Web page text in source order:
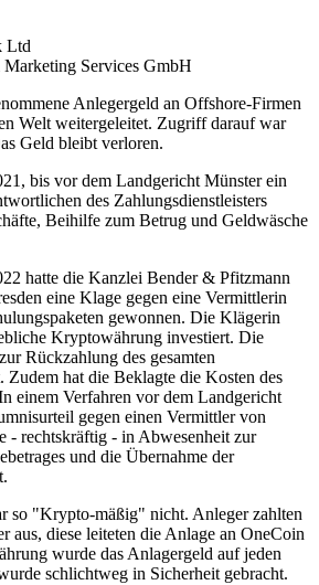
Ltd
Services GmbH
Anlegergeld an Offshore-Firmen
Welt weitergeleitet. Zugriff darauf war
Geld bleibt verloren.
bis vor dem Landgericht Münster ein
des Zahlungsdienstleisters
Beihilfe zum Betrug und Geldwäsche
hatte die Kanzlei Bender & Pfitzmann
eine Klage gegen eine Vermittlerin
gewonnen. Die Klägerin
Kryptowährung investiert. Die
Rückzahlung des gesamten
Zudem hat die Beklagte die Kosten des
einem Verfahren vor dem Landgericht
gegen einen Vermittler von
- rechtskräftig - in Abwesenheit zur
und die Übernahme der
so "Krypto-mäßig" nicht. Anleger zahlten
aus, diese leiteten die Anlage an OneCoin
wurde das Anlagergeld auf jeden
schlichtweg in Sicherheit gebracht.